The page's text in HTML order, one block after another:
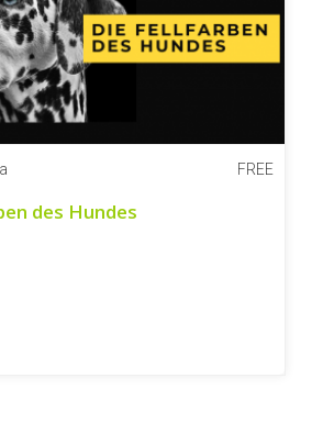
FREE
des Hundes